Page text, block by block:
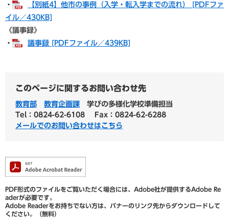
・
【別紙4】他市の事例（入学・転入学までの流れ） [PDFファ
イル／430KB]
​《議事録》
・
議事録 [PDFファイル／439KB]
このページに関するお問い合わせ先
教育部 教育企画課
学びの多様化学校準備担当
Tel：0824-62-6108
Fax：0824-62-6288
メールでのお問い合わせはこちら
PDF形式のファイルをご覧いただく場合には、Adobe社が提供するAdobe Re
aderが必要です。
Adobe Readerをお持ちでない方は、バナーのリンク先からダウンロードして
ください。（無料）